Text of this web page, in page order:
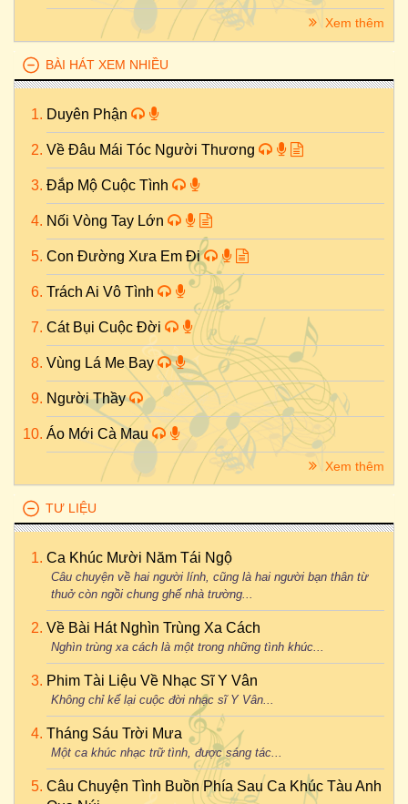
Xem thêm
BÀI HÁT XEM NHIỀU
Duyên Phận
Về Đâu Mái Tóc Người Thương
Đắp Mộ Cuộc Tình
Nối Vòng Tay Lớn
Con Đường Xưa Em Đi
Trách Ai Vô Tình
Cát Bụi Cuộc Đời
Vùng Lá Me Bay
Người Thầy
Áo Mới Cà Mau
Xem thêm
TƯ LIỆU
Ca Khúc Mười Năm Tái Ngộ
Câu chuyện về hai người lính, cũng là hai người bạn thân từ
thuở còn ngồi chung ghế nhà trường...
Về Bài Hát Nghìn Trùng Xa Cách
Nghìn trùng xa cách là một trong những tình khúc...
Phim Tài Liệu Về Nhạc Sĩ Y Vân
Không chỉ kể lại cuộc đời nhạc sĩ Y Vân...
Tháng Sáu Trời Mưa
Một ca khúc nhạc trữ tình, được sáng tác...
Câu Chuyện Tình Buồn Phía Sau Ca Khúc Tàu Anh